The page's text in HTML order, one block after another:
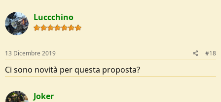
Luccchino
13 Dicembre 2019 #18
Ci sono novità per questa proposta?
Joker